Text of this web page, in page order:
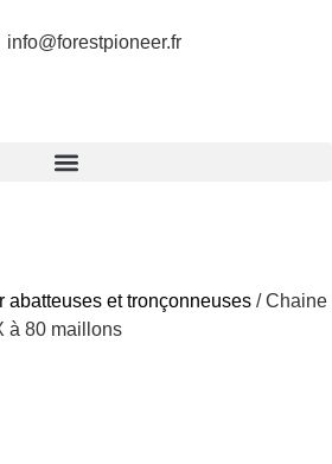
info@forestpioneer.fr
abatteuses et tronçonneuses / Chaine
à 80 maillons